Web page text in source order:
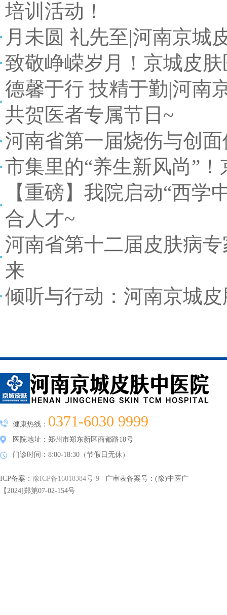
培训活动！
月未圆 礼先至|河南京城
致敬峥嵘岁月！京城皮
德馨于行 技精于勤|河南
共贺医者专属节日~
河南省第一届烧伤与创
市集里的“养生新风尚”
【重磅】我院启动“西
合人才~
河南省第十二届皮肤病
来
倾听与行动：河南京城皮
健康热线： 0371-6030 9999
医院地址：郑州市郑东新区商都路18号
门诊时间：8:00-18:30（节假日无休）
ICP备案： 豫ICP备16018384号-9 广审表备案号：(豫)中医广
【2024]郑第07-02-154号